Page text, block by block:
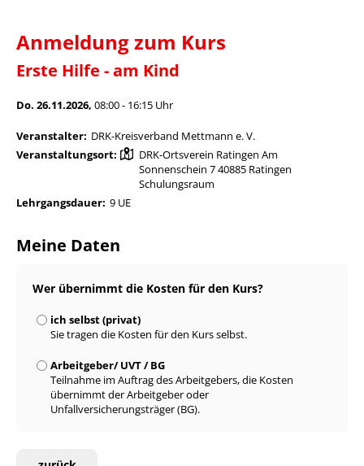
Anmeldung zum Kurs
Erste Hilfe - am Kind
Do. 26.11.2026, 08:00 - 16:15 Uhr
Veranstalter: DRK-Kreisverband Mettmann e. V.
Veranstaltungsort:
DRK-Ortsverein Ratingen Am
Sonnenschein 7 40885 Ratingen
Schulungsraum
Lehrgangsdauer: 9 UE
Meine Daten
Wer übernimmt die Kosten für den Kurs?
ich selbst (privat)
Sie tragen die Kosten für den Kurs selbst.
Arbeitgeber/ UVT / BG
Teilnahme im Auftrag des Arbeitgebers, die Kosten
übernimmt der Arbeitgeber oder
Unfallversicherungsträger (BG).